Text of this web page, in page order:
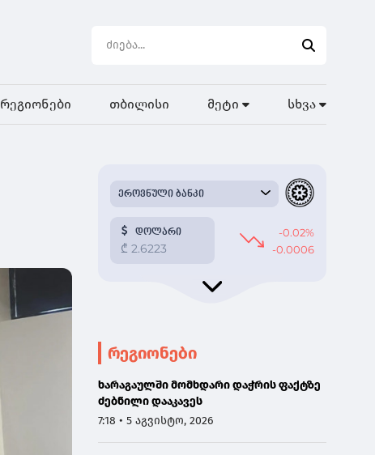
რეგიონები თბილისი მეტი სხვა
რეგიონები
ხარაგაულში მომხდარი დაჭრის ფაქტზე
ძებნილი დააკავეს
7:18 • 5 აგვისტო, 2026